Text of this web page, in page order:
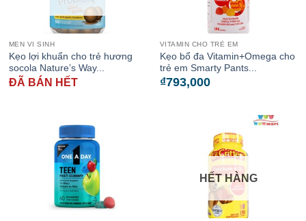
MEN VI SINH
Kẹo lợi khuẩn cho trẻ hương
socola Nature’s Way...
ĐÃ BÁN HẾT
VITAMIN CHO TRẺ EM
Kẹo bổ đa Vitamin+Omega cho
trẻ em Smarty Pants...
₫793,000
HẾT HÀNG